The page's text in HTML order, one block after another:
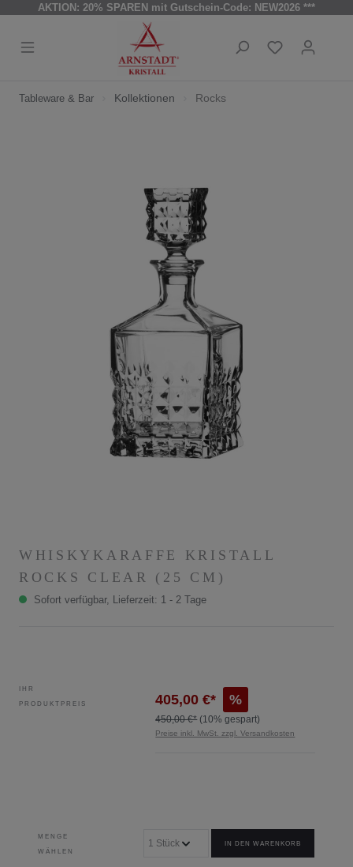
AKTION: 20% SPAREN mit Gutschein-Code: NEW2026 ***
Tableware & Bar Kollektionen Rocks
WHISKYKARAFFE KRISTALL
ROCKS CLEAR (25 CM)
Sofort verfügbar, Lieferzeit: 1 - 2 Tage
IHR
PRODUKTPREIS 405,00 €* %
450,00 €* (10% gespart)
Preise inkl. MwSt. zzgl. Versandkosten
MENGE
WÄHLEN
IN DEN WARENKORB